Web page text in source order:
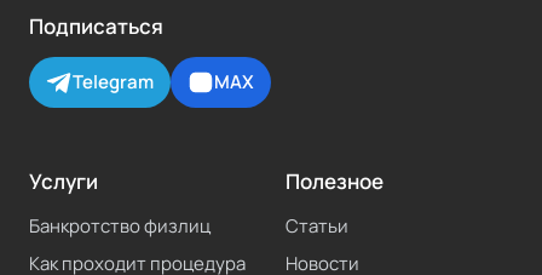
Подписаться
Telegram MAX
Услуги
Банкротство физлиц
Как проходит процедура
Полезное
Статьи
Новости